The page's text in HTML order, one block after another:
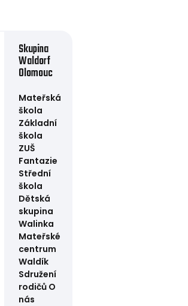
Skupina
Waldorf
Olomouc
Mateřská
škola
Základní
škola
ZUŠ
Fantazie
Střední
škola
Dětská
skupina
Walinka
Mateřské
centrum
Waldík
Sdružení
rodičů O
nás